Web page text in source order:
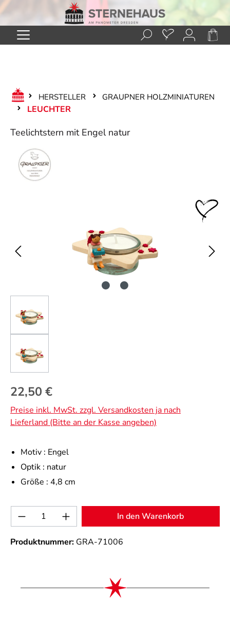
Zum Hauptinhalt springen
HERSTELLER GRAUPNER HOLZMINIATUREN
LEUCHTER
Teelichtstern mit Engel natur
Regulärer Preis:
22,50 €
Preise inkl. MwSt. zzgl. Versandkosten ja nach
Lieferland (Bitte an der Kasse angeben)
Motiv : Engel
Optik : natur
Größe : 4,8 cm
Produkt Anzahl: Gib den gewünschten
In den Warenkorb
Produktnummer: GRA-71006